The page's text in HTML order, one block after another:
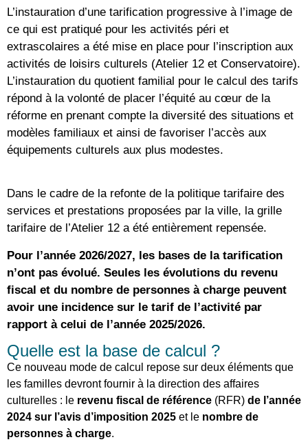
L’instauration d’une tarification progressive à l’image de
ce qui est pratiqué pour les activités péri et
extrascolaires a été mise en place pour l’inscription aux
activités de loisirs culturels (Atelier 12 et Conservatoire).
L’instauration du quotient familial pour le calcul des tarifs
répond à la volonté de placer l’équité au cœur de la
réforme en prenant compte la diversité des situations et
modèles familiaux et ainsi de favoriser l’accès aux
équipements culturels aux plus modestes.
Dans le cadre de la refonte de la politique tarifaire des
services et prestations proposées par la ville, la grille
tarifaire de l’Atelier 12 a été entièrement repensée.
Pour l’année 2026/2027, les bases de la tarification
n’ont pas évolué. Seules les évolutions du revenu
fiscal et du nombre de personnes à charge peuvent
avoir une incidence sur le tarif de l’activité par
rapport à celui de l’année 2025/2026.
Quelle est la base de calcul ?
Ce nouveau mode de calcul repose sur deux éléments que
les familles devront fournir à la direction des affaires
culturelles : le revenu fiscal de référence (RFR) de l’année
2024 sur l’avis d’imposition 2025 et le nombre de
personnes à charge.